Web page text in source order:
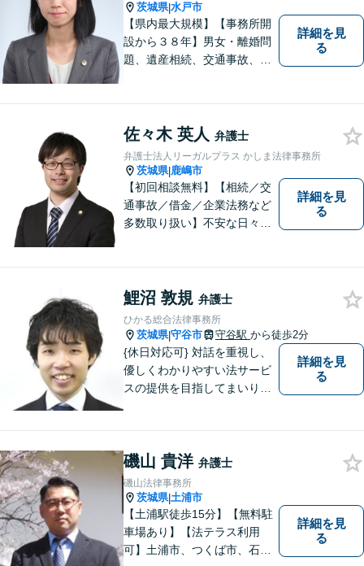
ます。
茨城県|水戸市
【県内最大規模】【事務所開
設から３８年】男女・離婚問
題、遺産相続、交通事故、労
りごとがあればお気軽にご相
談ください！お一人おひとり
に誠実に向き合います。
詳細を見
る
佐々木 英人 弁護士
弁護士法人リーガルプラス かしま法律事務所
茨城県|鹿嶋市
【初回相談無料】【相続／交
通事故／借金／企業法務など
多数取り扱い】不安な日々を
まいります。法律的知見のア
ップデートを怠りません。
詳細を見
る
鯉沼 敦規 弁護士
ひかる総合法律事務所
茨城県|守谷市 守谷駅 から徒歩2分
{休日対応可} 対話を重視し、
優しくわかりやすい法サービ
スの提供を目指してまいりま
詳細を見
る
磯山 貴洋 弁護士
磯山法律事務所
茨城県|土浦市
【土浦駅徒歩15分】【無料駐
車場あり】【法テラス利用
可】土浦市、つくば市、石岡
詳細を見
る